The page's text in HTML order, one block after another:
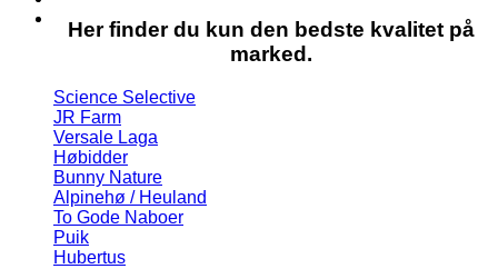
Her finder du kun den bedste kvalitet på
marked.
Science Selective
JR Farm
Versale Laga
Høbidder
Bunny Nature
Alpinehø / Heuland
To Gode Naboer
Puik
Hubertus